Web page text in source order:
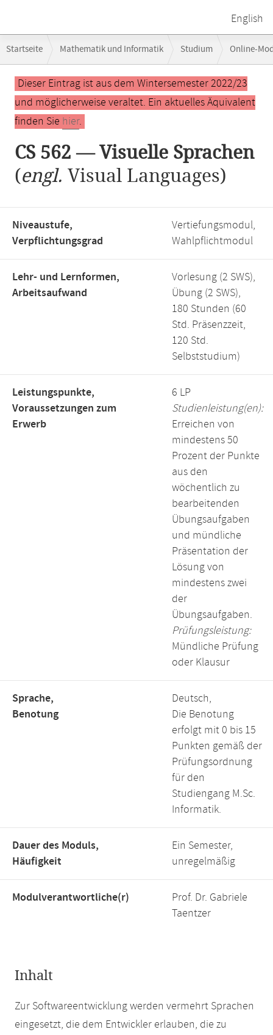
English
Navigation
Startseite Mathematik und Informatik Studium Online-
Hauptinhalt
Dieser Eintrag ist aus dem Wintersemester 2022/23
und möglicherweise veraltet. Ein aktuelles Äquivalent
finden Sie hier.
CS 562 — Visuelle Sprachen
(engl. Visual Languages)
Niveaustufe,
Verpflichtungsgrad
Vertiefungsmodul,
Wahlpflichtmodul
Lehr- und Lernformen,
Arbeitsaufwand
Vorlesung (2 SWS),
Übung (2 SWS),
180 Stunden (60
Std. Präsenzzeit,
120 Std.
Selbststudium)
Leistungspunkte,
Voraussetzungen zum
Erwerb
6 LP
Studienleistung(en):
Erreichen von
mindestens 50
Prozent der Punkte
aus den
wöchentlich zu
bearbeitenden
Übungsaufgaben
und mündliche
Präsentation der
Lösung von
mindestens zwei
der
Übungsaufgaben.
Prüfungsleistung:
Mündliche Prüfung
oder Klausur
Sprache,
Benotung
Deutsch,
Die Benotung
erfolgt mit 0 bis 15
Punkten gemäß der
Prüfungsordnung
für den
Studiengang M.Sc.
Informatik.
Dauer des Moduls,
Häufigkeit
Ein Semester,
unregelmäßig
Modulverantwortliche(r)
Prof. Dr. Gabriele
Taentzer
Inhalt
Zur Softwareentwicklung werden vermehrt Sprachen
eingesetzt, die dem Entwickler erlauben, die zu